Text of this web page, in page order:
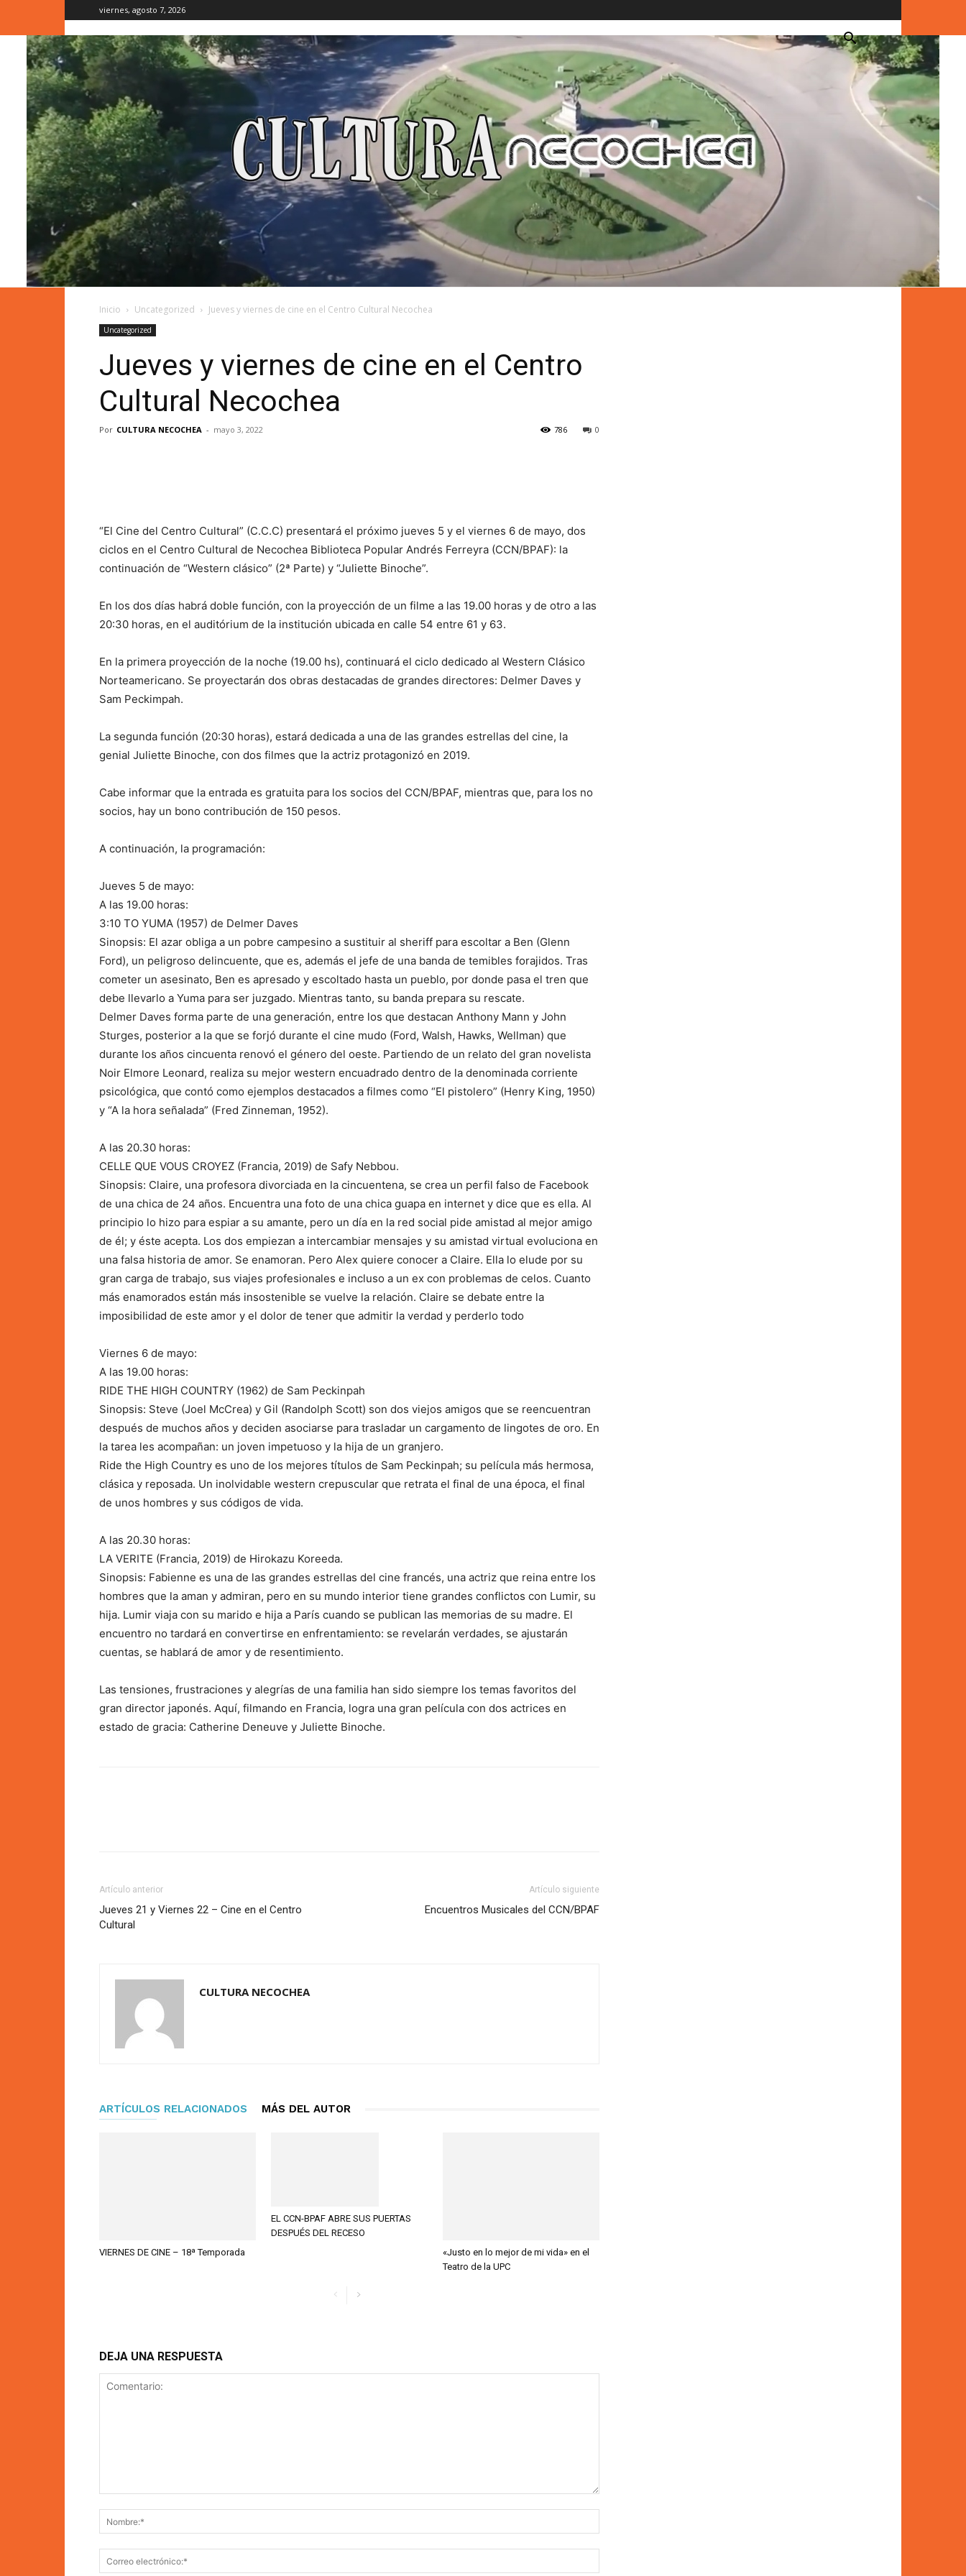
viernes, agosto 7, 2026
Inicio Uncategorized Jueves y viernes de cine en el Centro Cultural Necochea
Uncategorized
Jueves y viernes de cine en el Centro
Cultural Necochea
Por CULTURA NECOCHEA - mayo 3, 2022 0
786
“El Cine del Centro Cultural” (C.C.C) presentará el próximo jueves 5 y el viernes 6 de mayo, dos
ciclos en el Centro Cultural de Necochea Biblioteca Popular Andrés Ferreyra (CCN/BPAF): la
continuación de “Western clásico” (2ª Parte) y “Juliette Binoche”.
En los dos días habrá doble función, con la proyección de un filme a las 19.00 horas y de otro a las
20:30 horas, en el auditórium de la institución ubicada en calle 54 entre 61 y 63.
En la primera proyección de la noche (19.00 hs), continuará el ciclo dedicado al Western Clásico
Norteamericano. Se proyectarán dos obras destacadas de grandes directores: Delmer Daves y
Sam Peckimpah.
La segunda función (20:30 horas), estará dedicada a una de las grandes estrellas del cine, la
genial Juliette Binoche, con dos filmes que la actriz protagonizó en 2019.
Cabe informar que la entrada es gratuita para los socios del CCN/BPAF, mientras que, para los no
socios, hay un bono contribución de 150 pesos.
A continuación, la programación:
Jueves 5 de mayo:
A las 19.00 horas:
3:10 TO YUMA (1957) de Delmer Daves
Sinopsis: El azar obliga a un pobre campesino a sustituir al sheriff para escoltar a Ben (Glenn
Ford), un peligroso delincuente, que es, además el jefe de una banda de temibles forajidos. Tras
cometer un asesinato, Ben es apresado y escoltado hasta un pueblo, por donde pasa el tren que
debe llevarlo a Yuma para ser juzgado. Mientras tanto, su banda prepara su rescate.
Delmer Daves forma parte de una generación, entre los que destacan Anthony Mann y John
Sturges, posterior a la que se forjó durante el cine mudo (Ford, Walsh, Hawks, Wellman) que
durante los años cincuenta renovó el género del oeste. Partiendo de un relato del gran novelista
Noir Elmore Leonard, realiza su mejor western encuadrado dentro de la denominada corriente
psicológica, que contó como ejemplos destacados a filmes como “El pistolero” (Henry King, 1950)
y “A la hora señalada” (Fred Zinneman, 1952).
A las 20.30 horas:
CELLE QUE VOUS CROYEZ (Francia, 2019) de Safy Nebbou.
Sinopsis: Claire, una profesora divorciada en la cincuentena, se crea un perfil falso de Facebook
de una chica de 24 años. Encuentra una foto de una chica guapa en internet y dice que es ella. Al
principio lo hizo para espiar a su amante, pero un día en la red social pide amistad al mejor amigo
de él; y éste acepta. Los dos empiezan a intercambiar mensajes y su amistad virtual evoluciona en
una falsa historia de amor. Se enamoran. Pero Alex quiere conocer a Claire. Ella lo elude por su
gran carga de trabajo, sus viajes profesionales e incluso a un ex con problemas de celos. Cuanto
más enamorados están más insostenible se vuelve la relación. Claire se debate entre la
imposibilidad de este amor y el dolor de tener que admitir la verdad y perderlo todo
Viernes 6 de mayo:
A las 19.00 horas:
RIDE THE HIGH COUNTRY (1962) de Sam Peckinpah
Sinopsis: Steve (Joel McCrea) y Gil (Randolph Scott) son dos viejos amigos que se reencuentran
después de muchos años y deciden asociarse para trasladar un cargamento de lingotes de oro. En
la tarea les acompañan: un joven impetuoso y la hija de un granjero.
Ride the High Country es uno de los mejores títulos de Sam Peckinpah; su película más hermosa,
clásica y reposada. Un inolvidable western crepuscular que retrata el final de una época, el final
de unos hombres y sus códigos de vida.
A las 20.30 horas:
LA VERITE (Francia, 2019) de Hirokazu Koreeda.
Sinopsis: Fabienne es una de las grandes estrellas del cine francés, una actriz que reina entre los
hombres que la aman y admiran, pero en su mundo interior tiene grandes conflictos con Lumir, su
hija. Lumir viaja con su marido e hija a París cuando se publican las memorias de su madre. El
encuentro no tardará en convertirse en enfrentamiento: se revelarán verdades, se ajustarán
cuentas, se hablará de amor y de resentimiento.
Las tensiones, frustraciones y alegrías de una familia han sido siempre los temas favoritos del
gran director japonés. Aquí, filmando en Francia, logra una gran película con dos actrices en
estado de gracia: Catherine Deneuve y Juliette Binoche.
Artículo anterior
Jueves 21 y Viernes 22 – Cine en el Centro
Cultural
Artículo siguiente
Encuentros Musicales del CCN/BPAF
CULTURA NECOCHEA
ARTÍCULOS RELACIONADOS MÁS DEL AUTOR
VIERNES DE CINE – 18ª Temporada
EL CCN-BPAF ABRE SUS PUERTAS
DESPUÉS DEL RECESO
«Justo en lo mejor de mi vida» en el
Teatro de la UPC
DEJA UNA RESPUESTA